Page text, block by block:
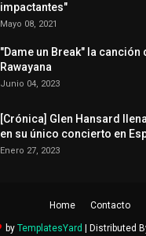
impactantes"
Mayo 08, 2021
"Dame un Break" la canción
Rawayana
Junio 04, 2023
[Crónica] Glen Hansard
en su único concierto en
Enero 27, 2023
Home Contacto
by TemplatesYard | Distributed